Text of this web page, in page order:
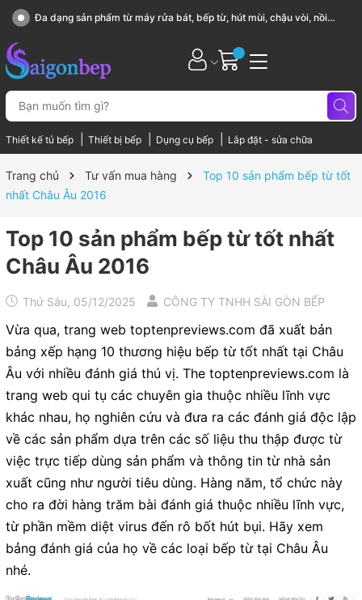
Sài Gòn Bếp chuyên thiết bị bếp, gia dụng bếp cao cấp
Thiết kế tủ bếp Thiết bị bếp Dụng cụ bếp Lắp đặt - sửa chữa
Trang chủ Tư vấn mua hàng
Top 10 sản phẩm bếp từ tốt
nhất Châu Âu 2016
Top 10 sản phẩm bếp từ tốt nhất
Châu Âu 2016
Thứ Sáu, 05/12/2025 CÔNG TY TNHH SÀI GÒN BẾP
Vừa qua, trang web toptenpreviews.com đã xuất bản
bảng xếp hạng 10 thương hiệu bếp từ tốt nhất tại Châu
Âu với nhiều đánh giá thú vị. The toptenpreviews.com là
trang web qui tụ các chuyên gia thuộc nhiều lĩnh vực
khác nhau, họ nghiên cứu và đưa ra các đánh giá độc lập
về các sản phẩm dựa trên các số liệu thu thập được từ
việc trực tiếp dùng sản phẩm và thông tin từ nhà sản
xuất cũng như người tiêu dùng. Hàng năm, tổ chức này
cho ra đời hàng trăm bài đánh giá thuộc nhiều lĩnh vực,
từ phần mềm diệt virus đến rô bốt hút bụi. Hãy xem
bảng đánh giá của họ về các loại bếp từ tại Châu Âu
nhé.